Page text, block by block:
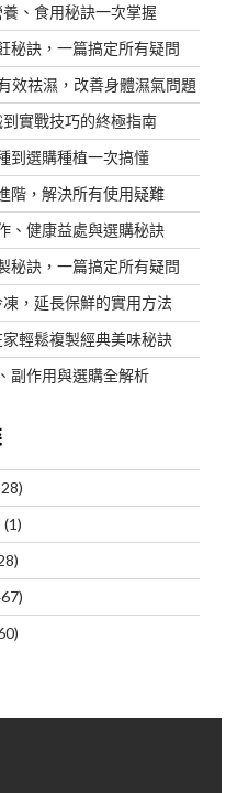
、食用秘訣一次掌握
秘訣，一篇搞定所有疑問
效祛濕，改善身體濕氣問題
實戰技巧的終極指南
到選購種植一次搞懂
階，解決所有使用疑難
、健康益處與選購秘訣
秘訣，一篇搞定所有疑問
，延長保鮮的實用方法
輕鬆複製經典美味秘訣
副作用與選購全解析
(1)